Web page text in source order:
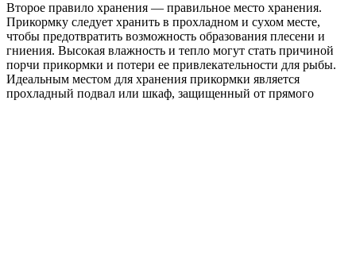
Второе правило хранения — правильное место хранения.
Прикормку следует хранить в прохладном и сухом месте,
чтобы предотвратить возможность образования плесени и
гниения. Высокая влажность и тепло могут стать причиной
порчи прикормки и потери ее привлекательности для рыбы.
Идеальным местом для хранения прикормки является
прохладный подвал или шкаф, защищенный от прямого